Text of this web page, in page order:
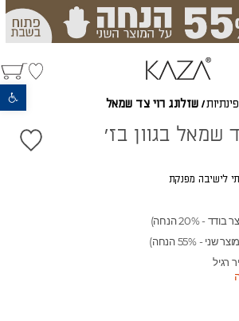
פתח סרגל נגישות
/ שזלונג רוי צד שמאל
שמאל בגוון בז'
לישיבה מפנקת
- 20% הנחה)
שני - 55% הנחה)
רגיל